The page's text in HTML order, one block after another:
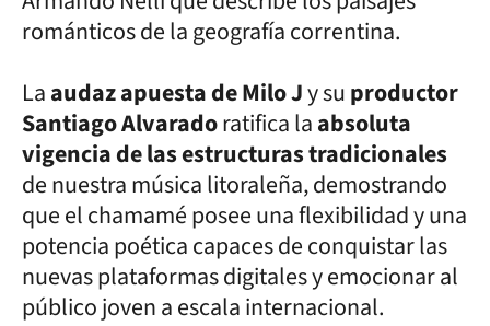
románticos de la geografía correntina.
Laaudaz apuesta de Milo Jy suproductor
Santiago Alvaradoratifica laabsoluta
vigencia de las estructuras tradicionales
de nuestra música litoraleña, demostrando
que el chamamé posee una flexibilidad y una
potencia poética capaces de conquistar las
nuevas plataformas digitales y emocionar al
público joven a escala internacional.